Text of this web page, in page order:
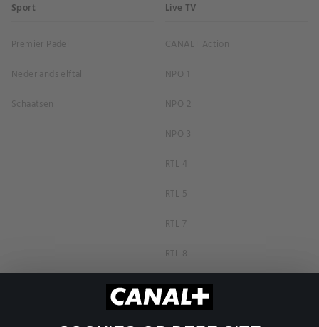
Sport
Premier Padel
Nederlands elftal
Schaatsen
Live TV
CANAL+ Action
NPO 1
NPO 2
NPO 3
RTL 4
RTL 5
RTL 7
RTL 8
RTL Z
SBS6